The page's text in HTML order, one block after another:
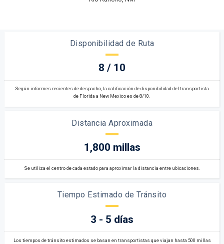
Disponibilidad de Ruta
8 / 10
Según informes recientes de despacho, la calificación de disponibilidad del transportista
de Florida a New Mexico es de 8/10.
Distancia Aproximada
1,800 millas
Se utiliza el centro de cada estado para aproximar la distancia entre ubicaciones.
Tiempo Estimado de Tránsito
3 - 5 días
Los tiempos de tránsito estimados se basan en transportistas que viajan hasta 500 millas